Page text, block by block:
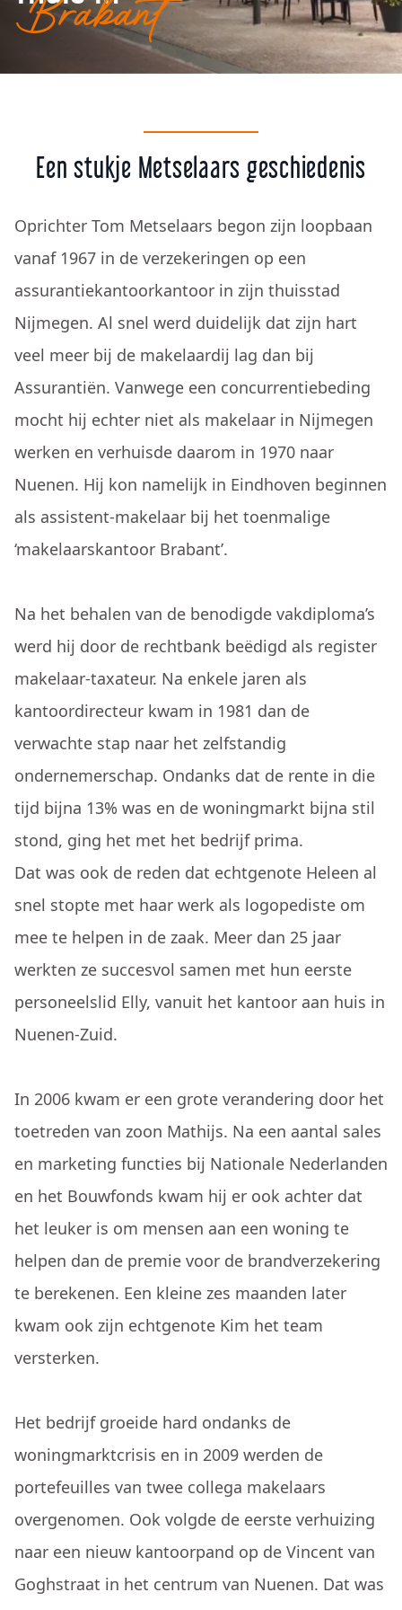
Brabant
Een stukje Metselaars geschiedenis
Oprichter Tom Metselaars begon zijn loopbaan
vanaf 1967 in de verzekeringen op een
assurantiekantoorkantoor in zijn thuisstad
Nijmegen. Al snel werd duidelijk dat zijn hart
veel meer bij de makelaardij lag dan bij
Assurantiën. Vanwege een concurrentiebeding
mocht hij echter niet als makelaar in Nijmegen
werken en verhuisde daarom in 1970 naar
Nuenen. Hij kon namelijk in Eindhoven beginnen
als assistent-makelaar bij het toenmalige
‘makelaarskantoor Brabant’.
Na het behalen van de benodigde vakdiploma’s
werd hij door de rechtbank beëdigd als register
makelaar-taxateur. Na enkele jaren als
kantoordirecteur kwam in 1981 dan de
verwachte stap naar het zelfstandig
ondernemerschap. Ondanks dat de rente in die
tijd bijna 13% was en de woningmarkt bijna stil
stond, ging het met het bedrijf prima.
Dat was ook de reden dat echtgenote Heleen al
snel stopte met haar werk als logopediste om
mee te helpen in de zaak. Meer dan 25 jaar
werkten ze succesvol samen met hun eerste
personeelslid Elly, vanuit het kantoor aan huis in
Nuenen-Zuid.
In 2006 kwam er een grote verandering door het
toetreden van zoon Mathijs. Na een aantal sales
en marketing functies bij Nationale Nederlanden
en het Bouwfonds kwam hij er ook achter dat
het leuker is om mensen aan een woning te
helpen dan de premie voor de brandverzekering
te berekenen. Een kleine zes maanden later
kwam ook zijn echtgenote Kim het team
versterken.
Het bedrijf groeide hard ondanks de
woningmarktcrisis en in 2009 werden de
portefeuilles van twee collega makelaars
overgenomen. Ook volgde de eerste verhuizing
naar een nieuw kantoorpand op de Vincent van
Goghstraat in het centrum van Nuenen. Dat was